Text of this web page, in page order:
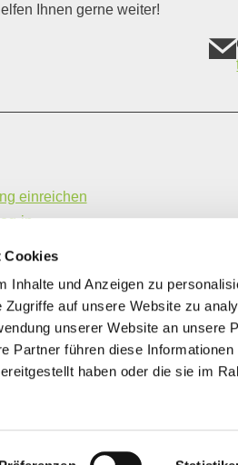
Cookies
Inhalte und Anzeigen zu
Zugriffe auf unsere Website zu
unserer Website an unsere
Partner führen diese
haben oder die sie im
Ihnen gerne weiter!
einreichen
in